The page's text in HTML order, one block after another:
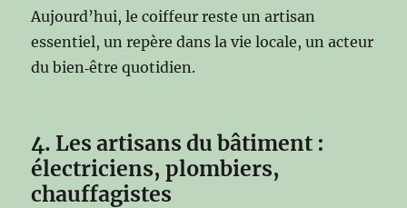
Aujourd’hui, le coiffeur reste un artisan
essentiel, un repère dans la vie locale, un acteur
du bien‑être quotidien.
4. Les artisans du bâtiment :
électriciens, plombiers,
chauffagistes